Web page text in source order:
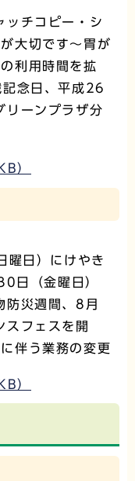
ッチコピー・シ
大切です～胃が
利用時間を拡
念日、平成26
リーンプラザ分
）
日）にけやき
日（金曜日）
防災週間、8月
スフェスを開
伴う業務の変更
）